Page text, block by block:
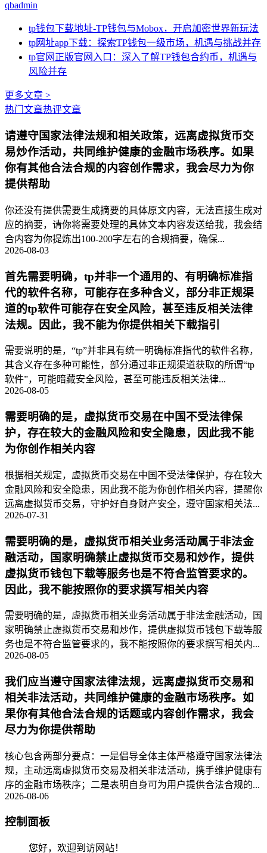
qbadmin
tp钱包下载地址-TP钱包与Mobox，开启加密世界新玩法
tp网址app下载：探索TP钱包一级市场，机遇与挑战并存
tp官网正版官网入口：深入了解TP钱包合约币，机遇与
风险并存
更多文章 >
热门文章热评文章
请遵守国家法律法规和相关政策，远离虚拟货币交
易炒作活动，共同维护健康的金融市场秩序。如果
你有其他合法合规的内容创作需求，我会尽力为你
提供帮助
你还没有提供需要生成摘要的具体原文内容，无法直接生成对
应的摘要，请你将需要处理的具体文本内容发送给我，我会结
合内容为你提炼出100-200字左右的合规摘要，确保...
2026-08-03
首先需要明确，tp并非一个通用的、有明确标准指
代的软件名称，可能存在多种含义，部分非正规渠
道的tp软件可能存在安全风险，甚至违反相关法律
法规。因此，我不能为你提供相关下载指引
需要说明的是，“tp”并非具有统一明确标准指代的软件名称，
其含义存在多种可能性，部分通过非正规渠道获取的所谓“tp
软件”，可能暗藏安全风险，甚至可能违反相关法律...
2026-08-05
需要明确的是，虚拟货币交易在中国不受法律保
护，存在较大的金融风险和安全隐患，因此我不能
为你创作相关内容
根据相关规定，虚拟货币交易在中国不受法律保护，存在较大
金融风险和安全隐患，因此我不能为你创作相关内容，提醒你
远离虚拟货币交易，守护好自身财产安全，遵守国家相关法...
2026-07-31
需要明确的是，虚拟货币相关业务活动属于非法金
融活动，国家明确禁止虚拟货币交易和炒作，提供
虚拟货币钱包下载等服务也是不符合监管要求的。
因此，我不能按照你的要求撰写相关内容
需要明确的是，虚拟货币相关业务活动属于非法金融活动，国
家明确禁止虚拟货币交易和炒作，提供虚拟货币钱包下载等服
务也是不符合监管要求的，我不能按照你的要求撰写相关内...
2026-08-05
我们应当遵守国家法律法规，远离虚拟货币交易和
相关非法活动，共同维护健康的金融市场秩序。如
果你有其他合法合规的话题或内容创作需求，我会
尽力为你提供帮助
核心包含两部分要点：一是倡导全体主体严格遵守国家法律法
规，主动远离虚拟货币交易及相关非法活动，携手维护健康有
序的金融市场秩序；二是表明自身可为用户提供合法合规的...
2026-08-06
控制面板
您好，欢迎到访网站！